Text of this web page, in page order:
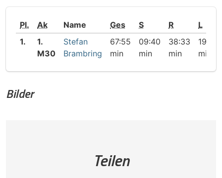
Pl. Ak Name Ges S R
L
1.
1.
M30
Stefan
Brambring
67:55
min
09:40
min
38:33
min
19:42
min
Bilder
Teilen